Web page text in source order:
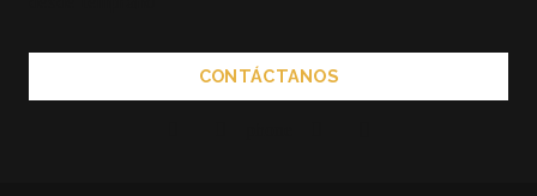
CONTÁCTANOS